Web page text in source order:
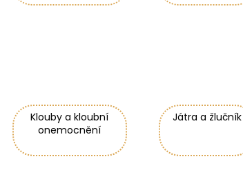
Klouby a kloubní
onemocnění
Játra a žlučník